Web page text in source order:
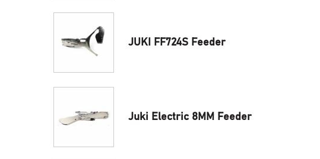
JUKI FF724S Feeder
Juki Electric 8MM Feeder